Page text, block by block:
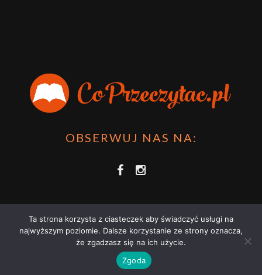
OBSERWUJ NAS NA:
COPRZECZYTAĆ.PL 2021 | STRONA WYKORZYSTUJE PLIKI COOKIES |
POLITYKĄ PRYWATNOŚCI
Ta strona korzysta z ciasteczek aby świadczyć usługi na
najwyższym poziomie. Dalsze korzystanie ze strony oznacza,
że zgadzasz się na ich użycie.
Zgoda